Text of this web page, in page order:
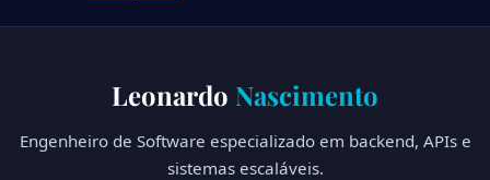
Leonardo Nascimento
Engenheiro de Software especializado em backend, APIs e
sistemas escaláveis.